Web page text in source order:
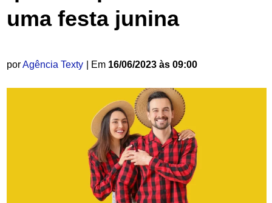
uma festa junina
porAgência Texty | Em 16/06/2023 às 09:00